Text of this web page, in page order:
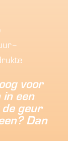
voor
in een
geur
Dan